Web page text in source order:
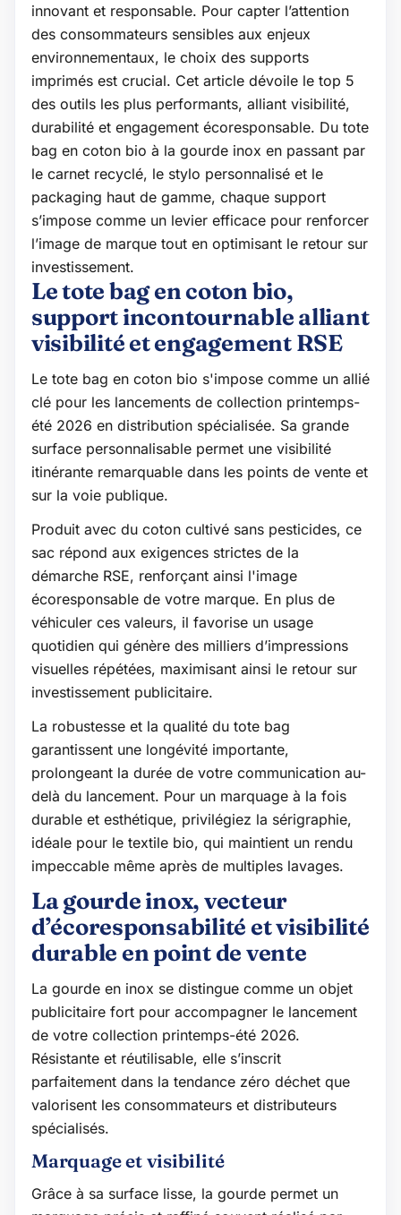
innovant et responsable. Pour capter l’attention
des consommateurs sensibles aux enjeux
environnementaux, le choix des supports
imprimés est crucial. Cet article dévoile le top 5
des outils les plus performants, alliant visibilité,
durabilité et engagement écoresponsable. Du tote
bag en coton bio à la gourde inox en passant par
le carnet recyclé, le stylo personnalisé et le
packaging haut de gamme, chaque support
s’impose comme un levier efficace pour renforcer
l’image de marque tout en optimisant le retour sur
investissement.
Le tote bag en coton bio,
support incontournable alliant
visibilité et engagement RSE
Le tote bag en coton bio s'impose comme un allié
clé pour les lancements de collection printemps-
été 2026 en distribution spécialisée. Sa grande
surface personnalisable permet une visibilité
itinérante remarquable dans les points de vente et
sur la voie publique.
Produit avec du coton cultivé sans pesticides, ce
sac répond aux exigences strictes de la
démarche RSE, renforçant ainsi l'image
écoresponsable de votre marque. En plus de
véhiculer ces valeurs, il favorise un usage
quotidien qui génère des milliers d’impressions
visuelles répétées, maximisant ainsi le retour sur
investissement publicitaire.
La robustesse et la qualité du tote bag
garantissent une longévité importante,
prolongeant la durée de votre communication au-
delà du lancement. Pour un marquage à la fois
durable et esthétique, privilégiez la sérigraphie,
idéale pour le textile bio, qui maintient un rendu
impeccable même après de multiples lavages.
La gourde inox, vecteur
d’écoresponsabilité et visibilité
durable en point de vente
La gourde en inox se distingue comme un objet
publicitaire fort pour accompagner le lancement
de votre collection printemps-été 2026.
Résistante et réutilisable, elle s’inscrit
parfaitement dans la tendance zéro déchet que
valorisent les consommateurs et distributeurs
spécialisés.
Marquage et visibilité
Grâce à sa surface lisse, la gourde permet un